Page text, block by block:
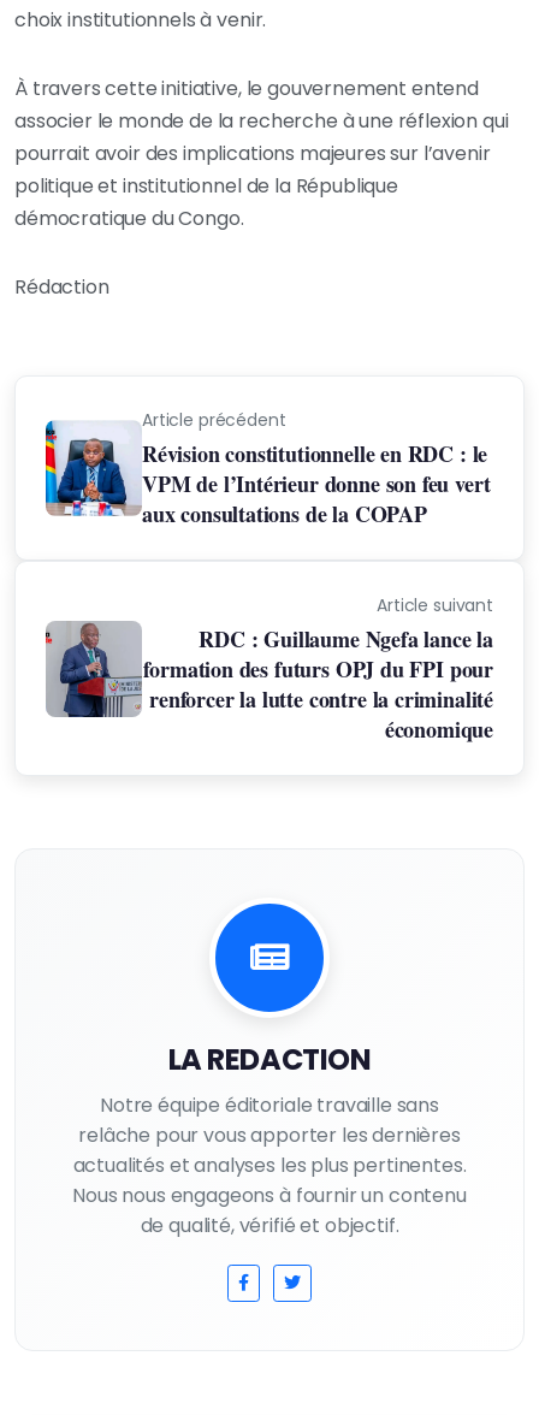
choix institutionnels à venir.
À travers cette initiative, le gouvernement entend
associer le monde de la recherche à une réflexion qui
pourrait avoir des implications majeures sur l’avenir
politique et institutionnel de la République
démocratique du Congo.
Rédaction
Article précédent
Révision constitutionnelle en RDC : le
VPM de l’Intérieur donne son feu vert
aux consultations de la COPAP
Article suivant
RDC : Guillaume Ngefa lance la
formation des futurs OPJ du FPI pour
renforcer la lutte contre la criminalité
économique
LA REDACTION
Notre équipe éditoriale travaille sans
relâche pour vous apporter les dernières
actualités et analyses les plus pertinentes.
Nous nous engageons à fournir un contenu
de qualité, vérifié et objectif.